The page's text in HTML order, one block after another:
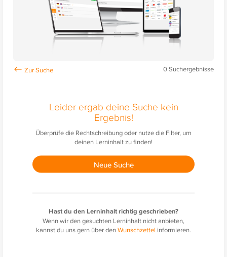
0Suchergebnisse
Leider ergab deine Suche kein
Ergebnis!
Überprüfe die Rechtschreibung oder nutze die Filter, um
deinen Lerninhalt zu finden!
Neue Suche
Hast du den Lerninhalt richtig geschrieben?
Wenn wir den gesuchten Lerninhalt nicht anbieten,
kannst du uns gern über denWunschzettel informieren.